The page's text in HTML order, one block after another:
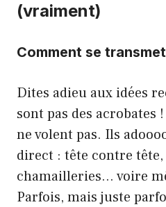
(vraiment)
Comment se
Dites adieu aux idées
sont pas des acrobates
ne volent pas. Ils
direct : tête contre
chamailleries… voire
Parfois, mais juste